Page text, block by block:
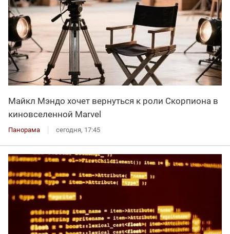
Майкл Мэндо хочет вернуться к роли Скорпиона в
киновселенной Marvel
Панорама сегодня, 17:45